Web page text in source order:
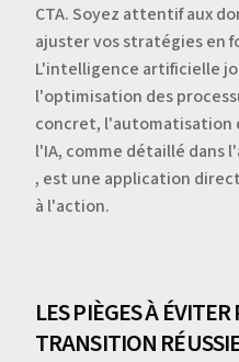
CTA. Soyez attentif aux
ajuster vos stratégies en
L'intelligence artificielle
l'optimisation des
concret, l'automatisation
l'IA, comme détaillé dans
, est une application
à l'action.
LES PIÈGES À
TRANSITION